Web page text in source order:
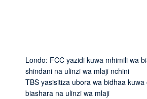
Londo: FCC yazidi kuwa mhimili wa
shindani na ulinzi wa mlaji nchini
TBS yasisitiza ubora wa bidhaa kuwa
biashara na ulinzi wa mlaji